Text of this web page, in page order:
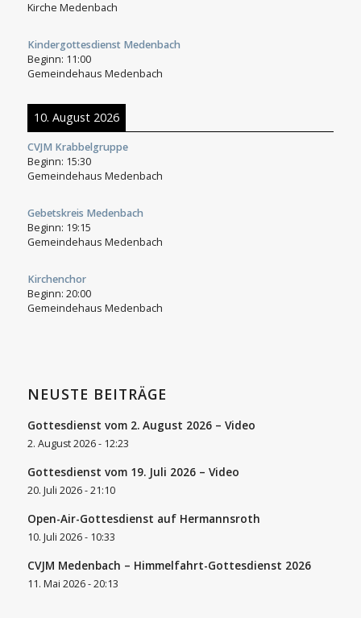
Kirche Medenbach
Kindergottesdienst Medenbach
Beginn: 11:00
Gemeindehaus Medenbach
10. August 2026
CVJM Krabbelgruppe
Beginn: 15:30
Gemeindehaus Medenbach
Gebetskreis Medenbach
Beginn: 19:15
Gemeindehaus Medenbach
Kirchenchor
Beginn: 20:00
Gemeindehaus Medenbach
NEUSTE BEITRÄGE
Gottesdienst vom 2. August 2026 – Video
2. August 2026 - 12:23
Gottesdienst vom 19. Juli 2026 – Video
20. Juli 2026 - 21:10
Open-Air-Gottesdienst auf Hermannsroth
10. Juli 2026 - 10:33
CVJM Medenbach – Himmelfahrt-Gottesdienst 2026
11. Mai 2026 - 20:13